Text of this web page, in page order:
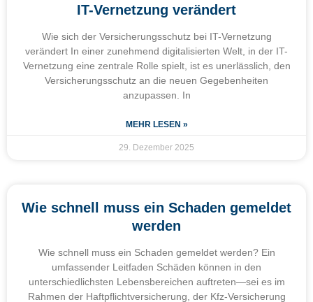
IT-Vernetzung verändert
Wie sich der Versicherungsschutz bei IT-Vernetzung
verändert In einer zunehmend digitalisierten Welt, in der IT-
Vernetzung eine zentrale Rolle spielt, ist es unerlässlich, den
Versicherungsschutz an die neuen Gegebenheiten
anzupassen. In
MEHR LESEN »
29. Dezember 2025
Wie schnell muss ein Schaden gemeldet
werden
Wie schnell muss ein Schaden gemeldet werden? Ein
umfassender Leitfaden Schäden können in den
unterschiedlichsten Lebensbereichen auftreten—sei es im
Rahmen der Haftpflichtversicherung, der Kfz-Versicherung